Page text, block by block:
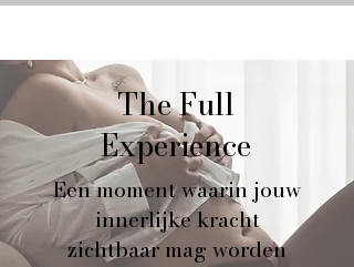
The Full
Experience
Een moment waarin jouw
innerlijke kracht
zichtbaar mag worden